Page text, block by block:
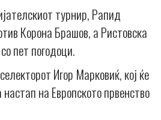
турнир, Рапид
Корона Брашов, а Ристовска
пет погодоци.
Игор Марковиќ, кој ќе
на Европското првенство